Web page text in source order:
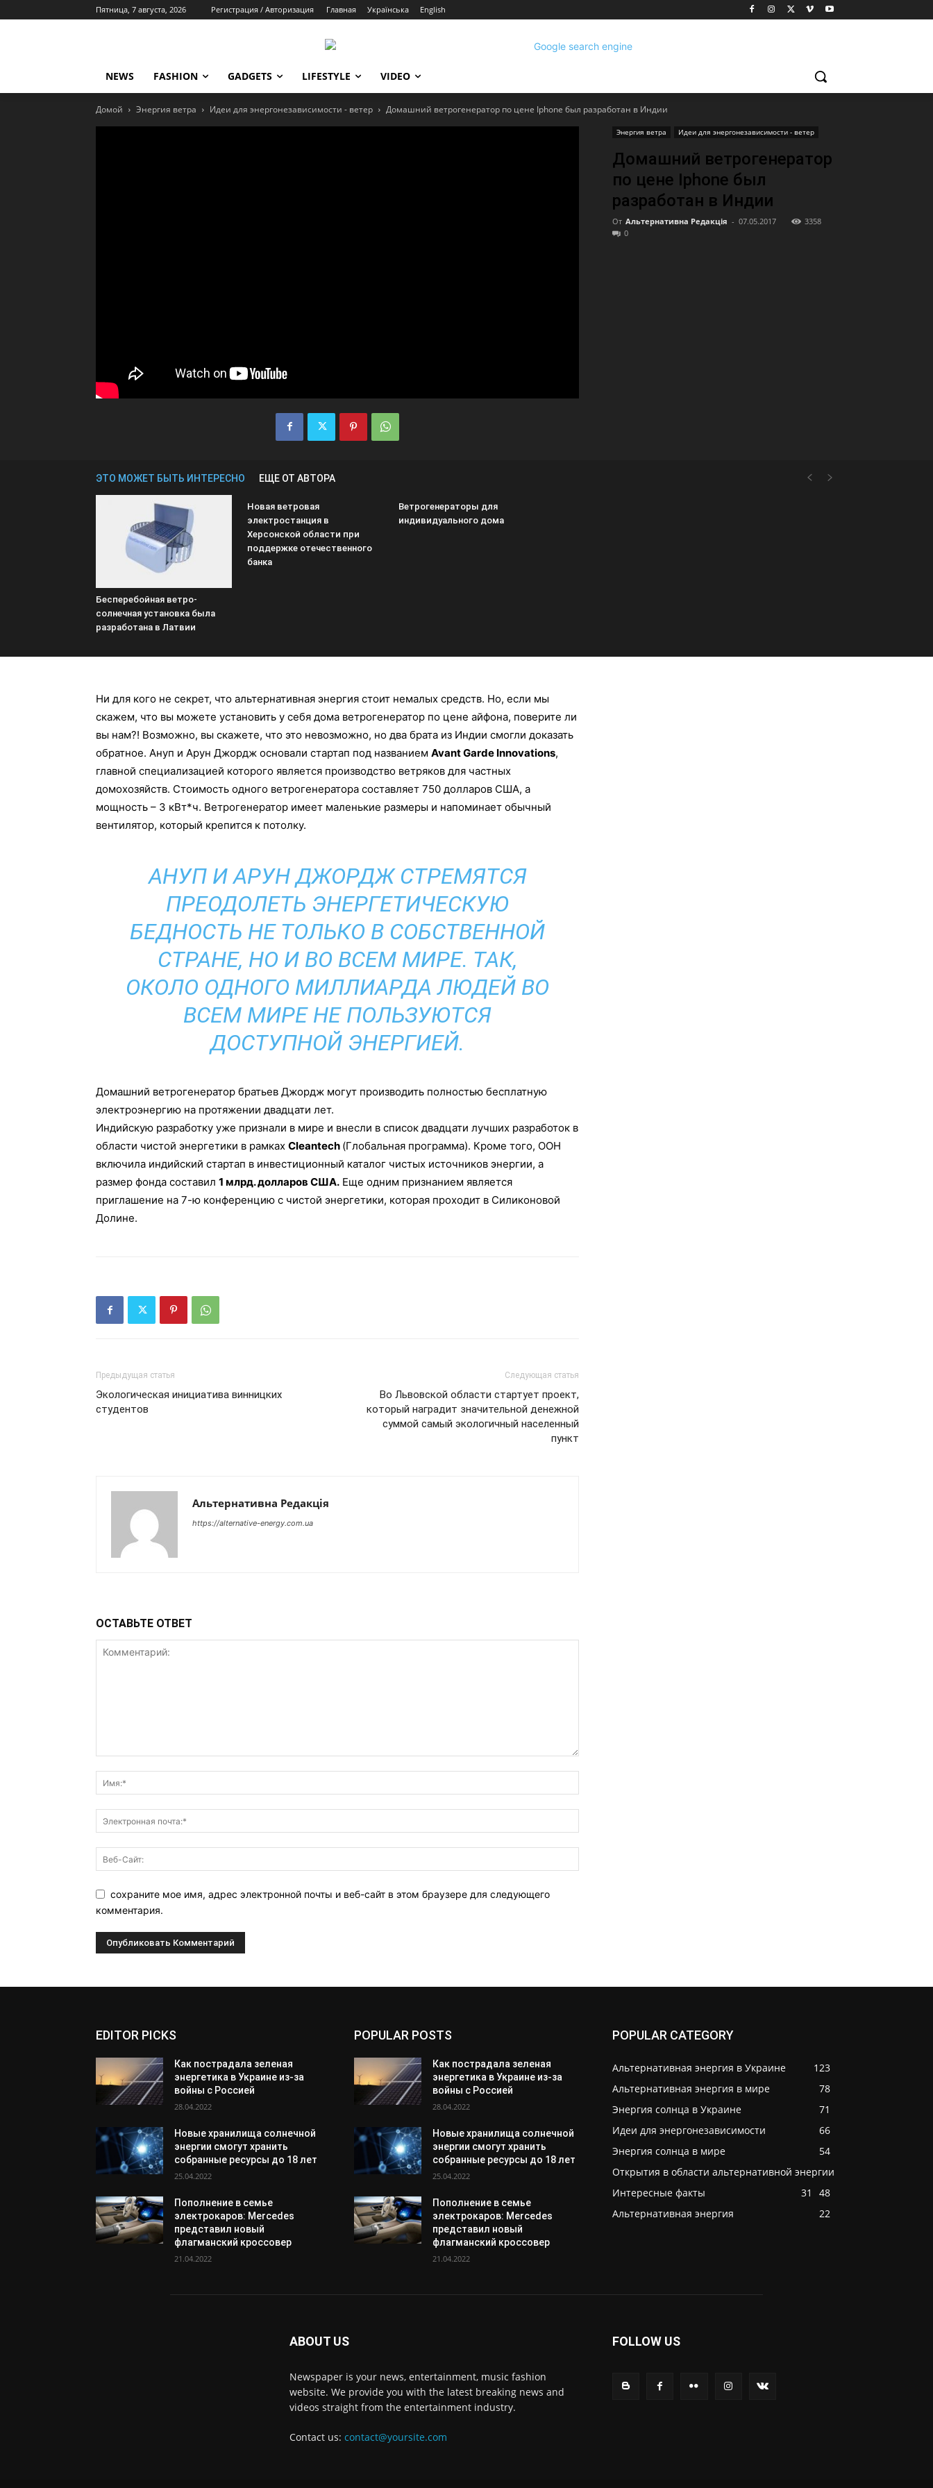
Пятница, 7 августа, 2026 Регистрация / Авторизация Главная Українська English
NEWS FASHION GADGETS LIFESTYLE VIDEO
Домой Энергия ветра Идеи для энергонезависимости - ветер Домашний ветрогенератор по цене Iphone был разработан в Индии
Энергия ветра Идеи для энергонезависимости - ветер
Домашний ветрогенератор
по цене Iphone был
разработан в Индии
От Альтернативна Редакція - 07.05.2017
3358
0
ЭТО МОЖЕТ БЫТЬ ИНТЕРЕСНО ЕЩЕ ОТ АВТОРА
Бесперебойная ветро-
солнечная установка была
разработана в Латвии
Новая ветровая
электростанция в
Херсонской области при
поддержке отечественного
банка
Ветрогенераторы для
индивидуального дома
Ни для кого не секрет, что альтернативная энергия стоит немалых средств. Но, если мы
скажем, что вы можете установить у себя дома ветрогенератор по цене айфона, поверите ли
вы нам?! Возможно, вы скажете, что это невозможно, но два брата из Индии смогли доказать
обратное. Ануп и Арун Джордж основали стартап под названием Avant Garde Innovations,
главной специализацией которого является производство ветряков для частных
домохозяйств. Стоимость одного ветрогенератора составляет 750 долларов США, а
мощность – 3 кВт*ч. Ветрогенератор имеет маленькие размеры и напоминает обычный
вентилятор, который крепится к потолку.
АНУП И АРУН ДЖОРДЖ СТРЕМЯТСЯ
ПРЕОДОЛЕТЬ ЭНЕРГЕТИЧЕСКУЮ
БЕДНОСТЬ НЕ ТОЛЬКО В СОБСТВЕННОЙ
СТРАНЕ, НО И ВО ВСЕМ МИРЕ. ТАК,
ОКОЛО ОДНОГО МИЛЛИАРДА ЛЮДЕЙ ВО
ВСЕМ МИРЕ НЕ ПОЛЬЗУЮТСЯ
ДОСТУПНОЙ ЭНЕРГИЕЙ.
Домашний ветрогенератор братьев Джордж могут производить полностью бесплатную
электроэнергию на протяжении двадцати лет.
Индийскую разработку уже признали в мире и внесли в список двадцати лучших разработок в
области чистой энергетики в рамках Cleantech (Глобальная программа). Кроме того, ООН
включила индийский стартап в инвестиционный каталог чистых источников энергии, а
размер фонда составил 1 млрд. долларов США. Еще одним признанием является
приглашение на 7-ю конференцию с чистой энергетики, которая проходит в Силиконовой
Долине.
Предыдущая статья
Экологическая инициатива винницких
студентов
Следующая статья
Во Львовской области стартует проект,
который наградит значительной денежной
суммой самый экологичный населенный
пункт
Альтернативна Редакція
https://alternative-energy.com.ua
ОСТАВЬТЕ ОТВЕТ
сохраните мое имя, адрес электронной почты и веб-сайт в этом браузере для следующего
комментария.
EDITOR PICKS
Как пострадала зеленая
энергетика в Украине из-за
войны с Россией
28.04.2022
Новые хранилища солнечной
энергии смогут хранить
собранные ресурсы до 18 лет
25.04.2022
Пополнение в семье
электрокаров: Mercedes
представил новый
флагманский кроссовер
21.04.2022
POPULAR POSTS
Как пострадала зеленая
энергетика в Украине из-за
войны с Россией
28.04.2022
Новые хранилища солнечной
энергии смогут хранить
собранные ресурсы до 18 лет
25.04.2022
Пополнение в семье
электрокаров: Mercedes
представил новый
флагманский кроссовер
21.04.2022
POPULAR CATEGORY
Альтернативная энергия в Украине
123
Альтернативная энергия в мире
78
Энергия солнца в Украине
71
Идеи для энергонезависимости
66
Энергия солнца в мире
54
Открытия в области альтернативной энергии
48
Интересные факты
31
Альтернативная энергия
22
ABOUT US
Newspaper is your news, entertainment, music fashion
website. We provide you with the latest breaking news and
videos straight from the entertainment industry.
Contact us: contact@yoursite.com
FOLLOW US